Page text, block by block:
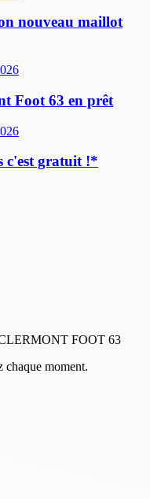
nouveau maillot
Foot 63 en prêt
c'est gratuit !*
FOOT 63
chaque moment.